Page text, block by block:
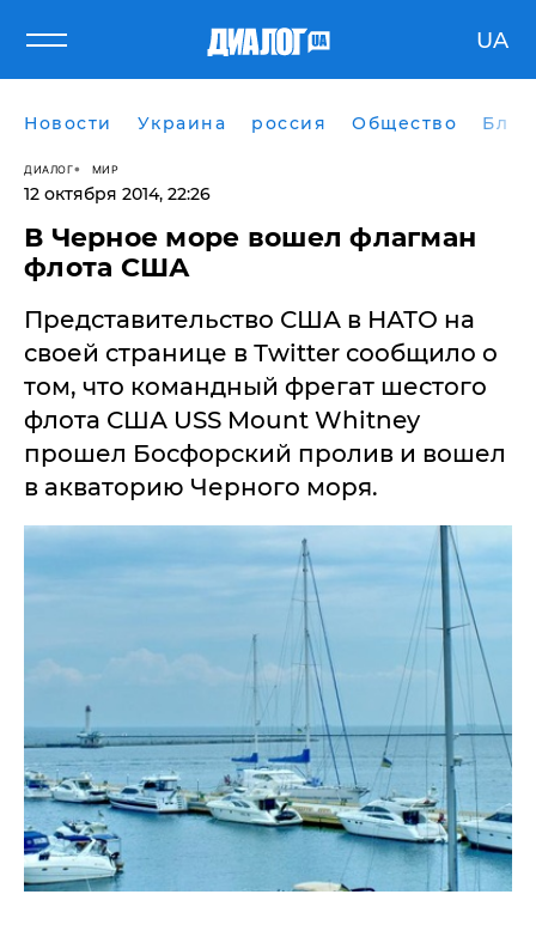
UA
Новости Украина россия Общество
ДИАЛОГ МИР
12 октября 2014, 22:26
В Черное море вошел флагман
флота США
Представительство США в НАТО на
своей странице в Тwitter сообщило о
том, что командный фрегат шестого
флота США USS Mount Whitney
прошел Босфорский пролив и вошел
в акваторию Черного моря.